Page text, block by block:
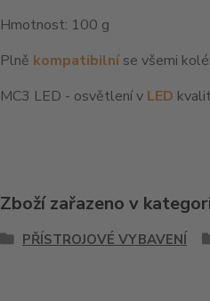
Hmotnost: 100 g
Plně kompatibilníse všemi
MC3 LED - osvětlení v LED
Zboží zařazeno v
PŘÍSTROJOVÉ VYBAVENÍ